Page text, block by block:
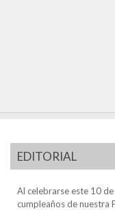
EDITORIAL
Al celebrarse este 10
cumpleaños de nuestra